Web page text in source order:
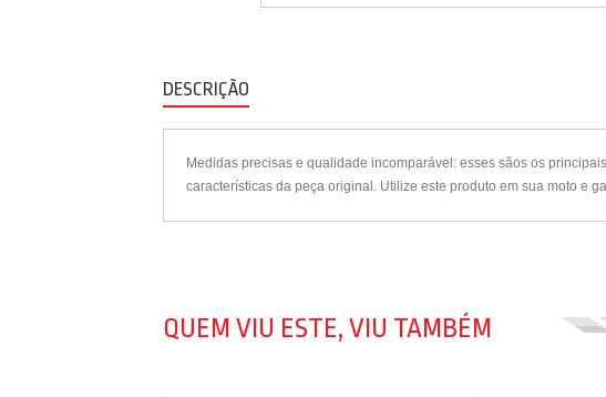
DESCRIÇÃO
Medidas precisas e qualidade incomparável: esses sãos os
características da peça original. Utilize este produto em sua moto e
QUEM VIU ESTE, VIU TAMBÉM